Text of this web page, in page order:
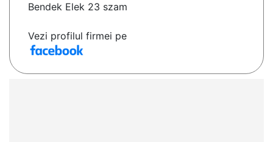
Bendek Elek 23 szam
Vezi profilul firmei pe